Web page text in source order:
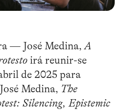
— José Medina,A
irá reunir-se
de 2025 para
Medina, The
Silencing, Epistemic